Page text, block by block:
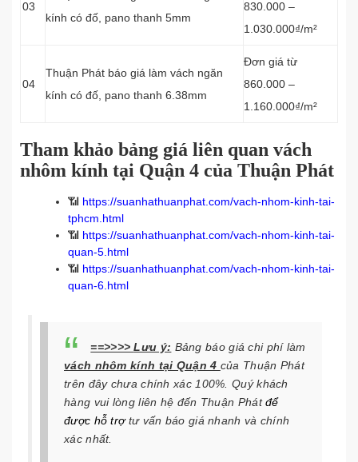
03
kính có đố, pano thanh 5mm
830.000 –
1.030.000₫/m²
04
Thuận Phát báo giá làm vách ngăn
kính có đố, pano thanh 6.38mm
Đơn giá từ
860.000 –
1.160.000₫/m²
Tham khảo bảng giá liên quan vách
nhôm kính tại Quận 4 của Thuận Phát
📶 https://suanhathuanphat.com/vach-nhom-kinh-tai-
tphcm.html
📶 https://suanhathuanphat.com/vach-nhom-kinh-tai-
quan-5.html
📶 https://suanhathuanphat.com/vach-nhom-kinh-tai-
quan-6.html
==>>>>Lưu ý: Bảng báo giá chi phí làm
vách nhôm kính tại Quận 4 của Thuận Phát
trên đây chưa chính xác 100%. Quý khách
hàng vui lòng liên hệ đến Thuận Phátđể
được hỗ trợtư vấn báo giá nhanh và chính
xác nhất.